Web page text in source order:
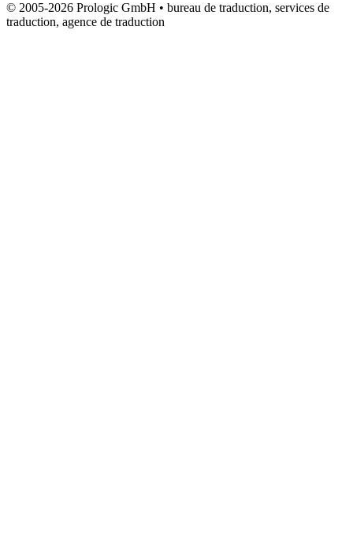
© 2005-2026 Prologic GmbH • bureau de traduction, services de
traduction, agence de traduction